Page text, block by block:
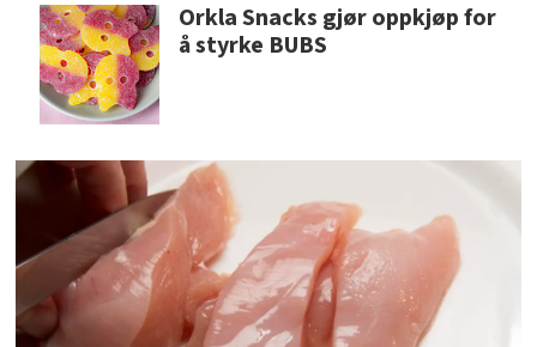
Orkla Snacks gjør oppkjøp for
å styrke BUBS